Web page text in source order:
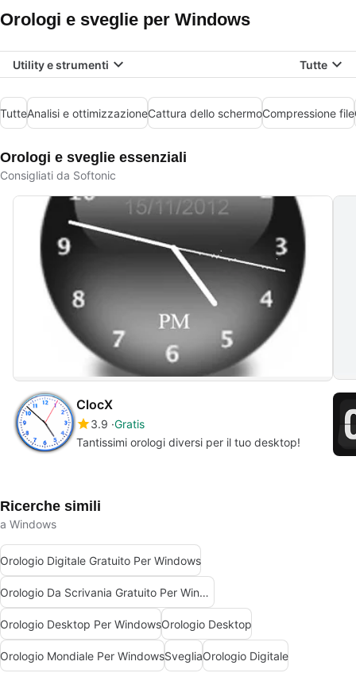
Orologi e sveglie per Windows
Utility e strumenti Tutte
TutteAnalisi e ottimizzazioneCattura dello schermoCompressione file
Orologi e sveglie essenziali
Consigliati da Softonic
ClocX
3.9 Gratis
Tantissimi orologi diversi per il tuo desktop!
Ricerche simili
a Windows
Orologio Digitale Gratuito Per Windows
Orologio Da Scrivania Gratuito Per Windows
Orologio Desktop Per WindowsOrologio Desktop
Orologio Mondiale Per WindowsSvegliaOrologio Digitale